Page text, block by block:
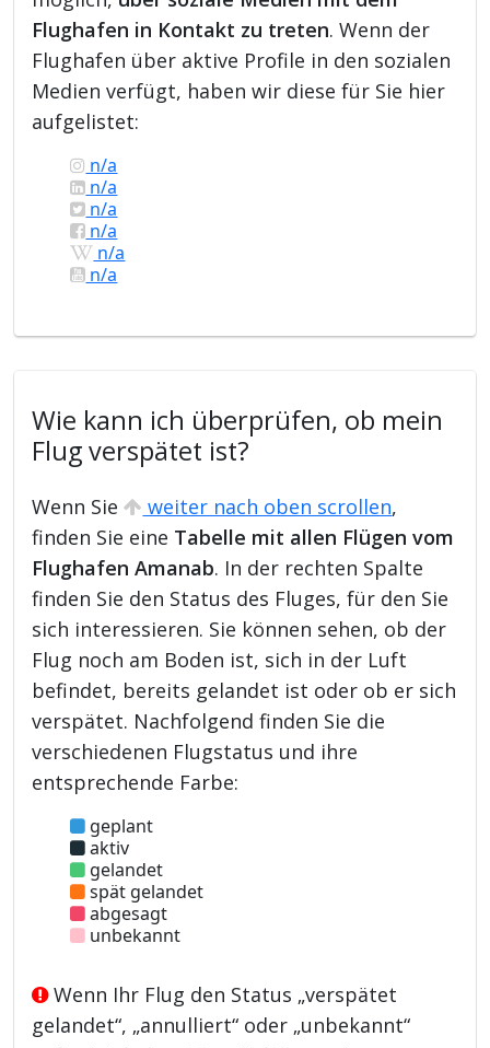
Flughafen in Kontakt zu treten. Wenn der
Flughafen über aktive Profile in den sozialen
Medien verfügt, haben wir diese für Sie hier
aufgelistet:
n/a
n/a
n/a
n/a
n/a
n/a
Wie kann ich überprüfen, ob mein
Flug verspätet ist?
Wenn Sie weiter nach oben scrollen,
finden Sie eine Tabelle mit allen Flügen vom
Flughafen Amanab. In der rechten Spalte
finden Sie den Status des Fluges, für den Sie
sich interessieren. Sie können sehen, ob der
Flug noch am Boden ist, sich in der Luft
befindet, bereits gelandet ist oder ob er sich
verspätet. Nachfolgend finden Sie die
verschiedenen Flugstatus und ihre
entsprechende Farbe:
geplant
aktiv
gelandet
spät gelandet
abgesagt
unbekannt
Wenn Ihr Flug den Status „verspätet
gelandet“, „annulliert“ oder „unbekannt“